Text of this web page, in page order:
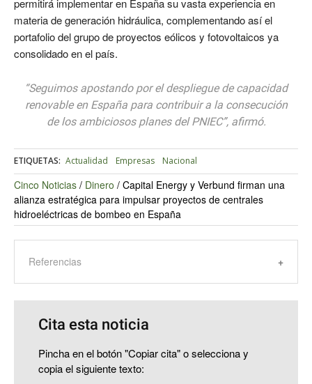
permitirá implementar en España su vasta experiencia en
materia de generación hidráulica, complementando así el
portafolio del grupo de proyectos eólicos y fotovoltaicos ya
consolidado en el país.
“Seguimos apostando por el despliegue de capacidad
renovable en España para contribuir a la consecución
de los ambiciosos planes del PNIEC”, afirmó.
ETIQUETAS: Actualidad Empresas Nacional
Cinco Noticias / Dinero / Capital Energy y Verbund firman una
alianza estratégica para impulsar proyectos de centrales
hidroeléctricas de bombeo en España
Referencias
Cita esta noticia
Pincha en el botón "Copiar cita" o selecciona y
copia el siguiente texto: